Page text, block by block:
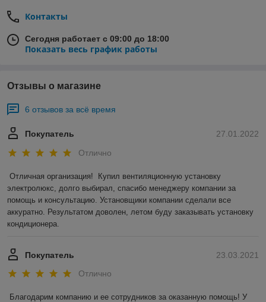
Контакты
Сегодня работает с 09:00 до 18:00
Показать весь график работы
Отзывы о магазине
6 отзывов за всё время
27.01.2022
Покупатель
Отлично
Отличная организация!  Купил вентиляционную установку
электролюкс, долго выбирал, спасибо менеджеру компании за
помощь и консультацию. Установщики компании сделали все
аккуратно. Результатом доволен, летом буду заказывать установку
кондиционера.
23.03.2021
Покупатель
Отлично
Благодарим компанию и ее сотрудников за оказанную помощь! У